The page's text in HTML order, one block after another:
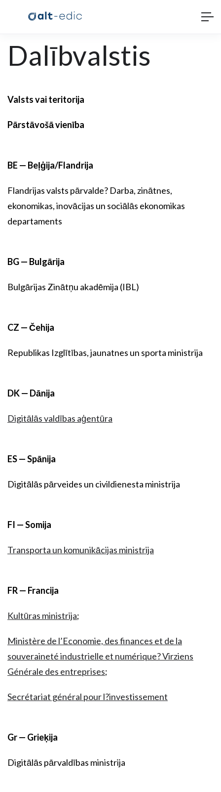
Dalībvalstis
Valsts vai teritorija
Pārstāvošā vienība
BE — Beļģija/Flandrija
Flandrijas valsts pārvalde? Darba, zinātnes,
ekonomikas, inovācijas un sociālās ekonomikas
departaments
BG — Bulgārija
Bulgārijas Zinātņu akadēmija (IBL)
CZ — Čehija
Republikas Izglītības, jaunatnes un sporta ministrija
DK — Dānija
Digitālās valdības aģentūra
ES — Spānija
Digitālās pārveides un civildienesta ministrija
FI — Somija
Transporta un komunikācijas ministrija
FR — Francija
Kultūras ministrija;
Ministère de l’Economie, des finances et de la
souveraineté industrielle et numérique? Virziens
Générale des entreprises;
Secrétariat général pour l?investissement
Gr — Grieķija
Digitālās pārvaldības ministrija